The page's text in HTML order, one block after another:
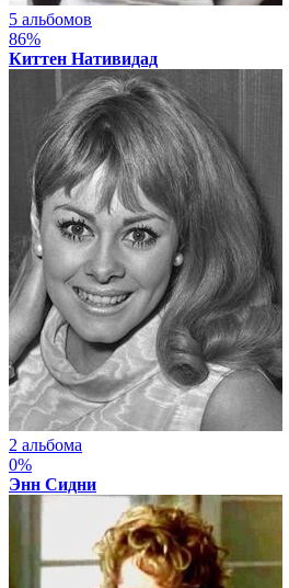
5 альбомов
86%
Киттен Нативидад
2 альбома
0%
Энн Сидни